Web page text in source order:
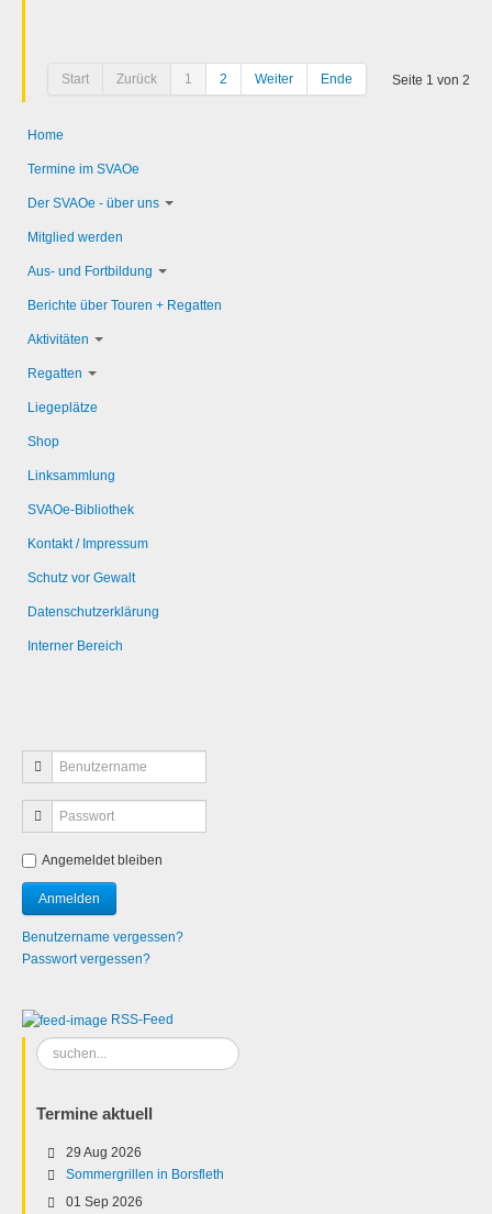
Seite 1 von 2
Start Zurück 1 2 Weiter Ende
Home
Termine im SVAOe
Der SVAOe - über uns
Mitglied werden
Aus- und Fortbildung
Berichte über Touren + Regatten
Aktivitäten
Regatten
Liegeplätze
Shop
Linksammlung
SVAOe-Bibliothek
Kontakt / Impressum
Schutz vor Gewalt
Datenschutzerklärung
Interner Bereich
Angemeldet bleiben
Benutzername vergessen?
Passwort vergessen?
RSS-Feed
Suchen
...
Termine aktuell
29 Aug 2026
Sommergrillen in Borsfleth
01 Sep 2026